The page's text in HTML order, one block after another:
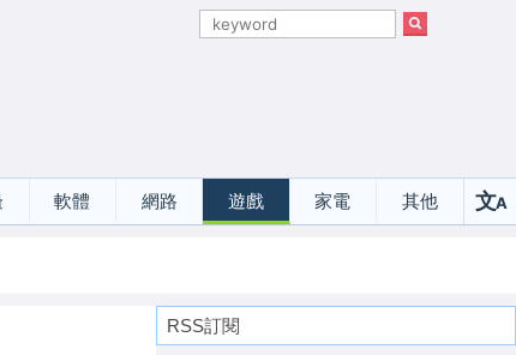
軟體 網路 遊戲 家電 其他 文A
RSS訂閱